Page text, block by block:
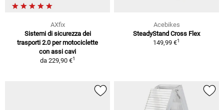
AXfix
Sistemi di sicurezza dei
trasporti 2.0 per motociclette
con assi cavi
da 229,90 €1
Acebikes
SteadyStand Cross Flex
149,99 €1